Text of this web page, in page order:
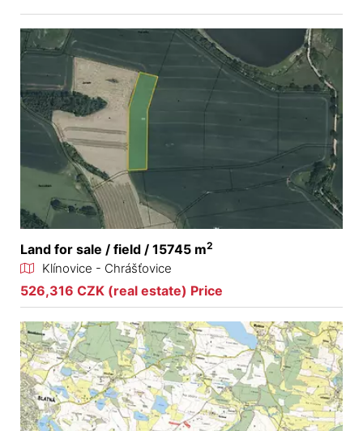
Land for sale / field / 15745 m2
Klínovice - Chrášťovice
526,316 CZK (real estate) Price